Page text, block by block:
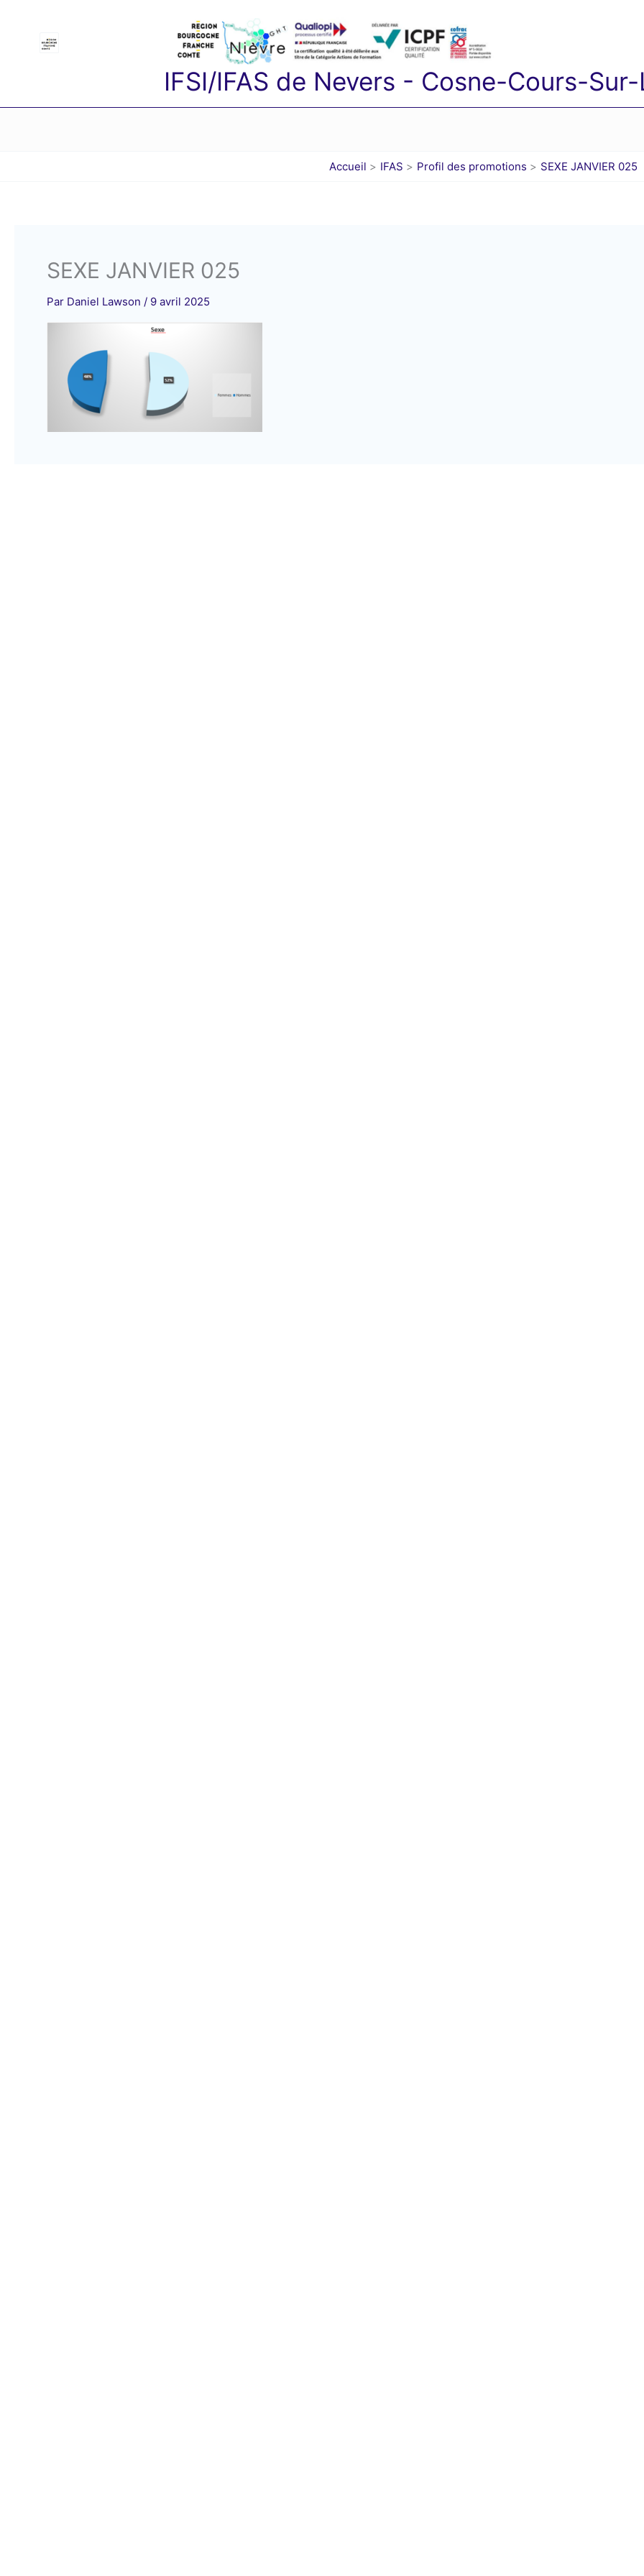
IFSI/IFAS de Nevers - Cosne-Cours-
Accueil IFAS Profil des promotions SEXE JANVIER 025
SEXE JANVIER 025
Par Daniel Lawson / 9 avril 2025